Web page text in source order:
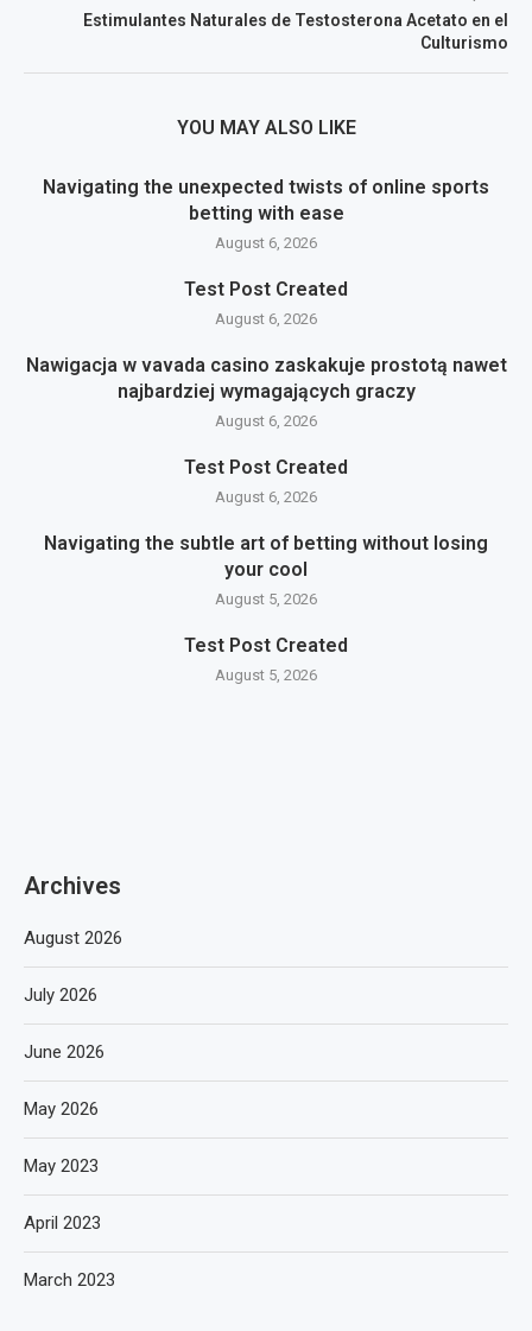
Estimulantes Naturales de Testosterona Acetato en el
Culturismo
YOU MAY ALSO LIKE
Navigating the unexpected twists of online sports
betting with ease
August 6, 2026
Test Post Created
August 6, 2026
Nawigacja w vavada casino zaskakuje prostotą nawet
najbardziej wymagających graczy
August 6, 2026
Test Post Created
August 6, 2026
Navigating the subtle art of betting without losing
your cool
August 5, 2026
Test Post Created
August 5, 2026
Archives
August 2026
July 2026
June 2026
May 2026
May 2023
April 2023
March 2023